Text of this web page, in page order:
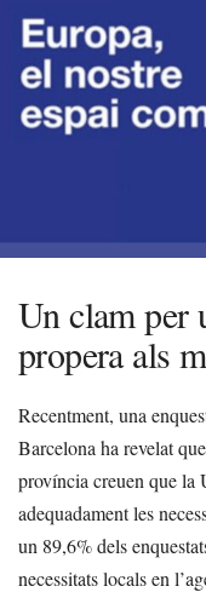
Un clam per
propera als
Recentment, una
Barcelona ha revelat que
província creuen que la
adequadament les
un 89,6% dels
necessitats locals en